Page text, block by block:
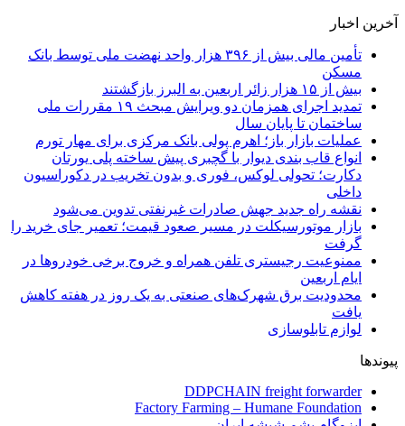
آخرین اخبار
تأمین مالی بیش از ۳۹۶ هزار واحد نهضت ملی توسط بانک
مسکن
بیش از ۱۵ هزار زائر اربعین به البرز بازگشتند
تمدید اجرای همزمان دو ویرایش مبحث ۱۹ مقررات ملی
ساختمان تا پایان سال
عملیات بازار باز؛ اهرم پولی بانک مرکزی برای مهار تورم
انواع قاب بندی دیوار با گچبری پیش ساخته پلی یورتان
دکارت؛ تحولی لوکس، فوری و بدون تخریب در دکوراسیون
داخلی
نقشه راه جدید جهش صادرات غیرنفتی تدوین می‌شود
بازار موتورسیکلت در مسیر صعود قیمت؛ تعمیر جای خرید را
گرفت
ممنوعیت رجیستری تلفن همراه و خروج برخی خودروها در
ایام اربعین
محدودیت برق شهرک‌های صنعتی به یک روز در هفته کاهش
یافت
لوازم تابلوسازی
پیوندها
DDPCHAIN freight forwarder
Factory Farming – Humane Foundation